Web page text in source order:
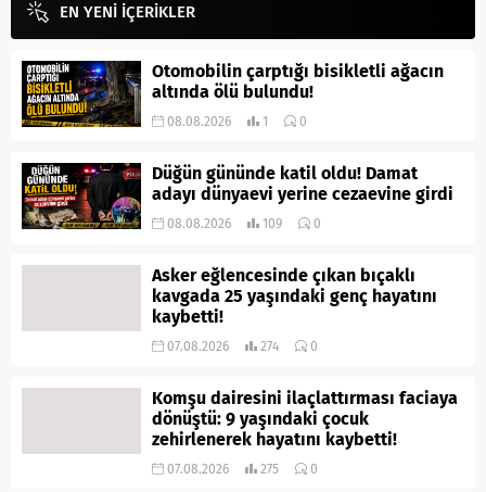
EN YENİ İÇERİKLER
Otomobilin çarptığı bisikletli ağacın
altında ölü bulundu!
08.08.2026 1 0
Düğün gününde katil oldu! Damat
adayı dünyaevi yerine cezaevine girdi
08.08.2026 109 0
Asker eğlencesinde çıkan bıçaklı
kavgada 25 yaşındaki genç hayatını
kaybetti!
07.08.2026 274 0
Komşu dairesini ilaçlattırması faciaya
dönüştü: 9 yaşındaki çocuk
zehirlenerek hayatını kaybetti!
07.08.2026 275 0